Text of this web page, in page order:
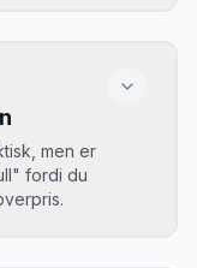
i
dag til 349
tidligt!
du blive
uden
men er
fordi du